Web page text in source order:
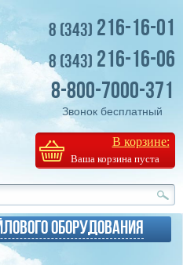
8 (343) 216-16-01
8 (343) 216-16-06
8-800-7000-371
Звонок бесплатный
В корзине:
Ваша корзина пуста
оборудования